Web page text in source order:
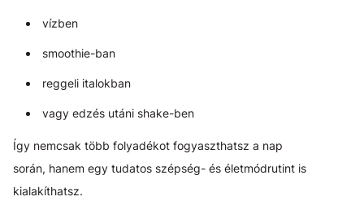
vízben
smoothie-ban
reggeli italokban
vagy edzés utáni shake-ben
Így nemcsak több folyadékot fogyaszthatsz a nap
során, hanem egy tudatos szépség- és életmódrutint is
kialakíthatsz.